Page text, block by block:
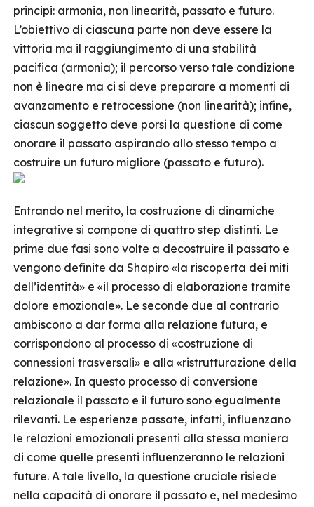
principi: armonia, non linearità, passato e futuro.
L’obiettivo di ciascuna parte non deve essere la
vittoria ma il raggiungimento di una stabilità
pacifica (armonia); il percorso verso tale condizione
non è lineare ma ci si deve preparare a momenti di
avanzamento e retrocessione (non linearità); infine,
ciascun soggetto deve porsi la questione di come
onorare il passato aspirando allo stesso tempo a
costruire un futuro migliore (passato e futuro).
Entrando nel merito, la costruzione di dinamiche
integrative si compone di quattro step distinti. Le
prime due fasi sono volte a decostruire il passato e
vengono definite da Shapiro «la riscoperta dei miti
dell’identità» e «il processo di elaborazione tramite
dolore emozionale». Le seconde due al contrario
ambiscono a dar forma alla relazione futura, e
corrispondono al processo di «costruzione di
connessioni trasversali» e alla «ristrutturazione della
relazione». In questo processo di conversione
relazionale il passato e il futuro sono egualmente
rilevanti. Le esperienze passate, infatti, influenzano
le relazioni emozionali presenti alla stessa maniera
di come quelle presenti influenzeranno le relazioni
future. A tale livello, la questione cruciale risiede
nella capacità di onorare il passato e, nel medesimo